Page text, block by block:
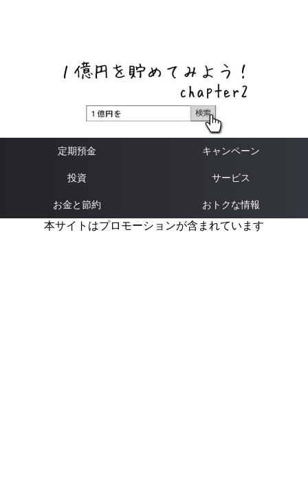
定期預金 キャンペーン
投資 サービス
お金と節約 おトクな情報
本サイトはプロモーションが含まれています